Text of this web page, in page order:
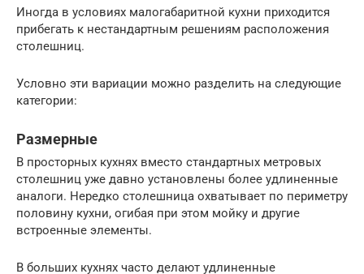
Иногда в условиях малогабаритной кухни приходится
прибегать к нестандартным решениям расположения
столешниц.
Условно эти вариации можно разделить на следующие
категории:
Размерные
В просторных кухнях вместо стандартных метровых
столешниц уже давно установлены более удлиненные
аналоги. Нередко столешница охватывает по периметру
половину кухни, огибая при этом мойку и другие
встроенные элементы.
В больших кухнях часто делают удлиненные